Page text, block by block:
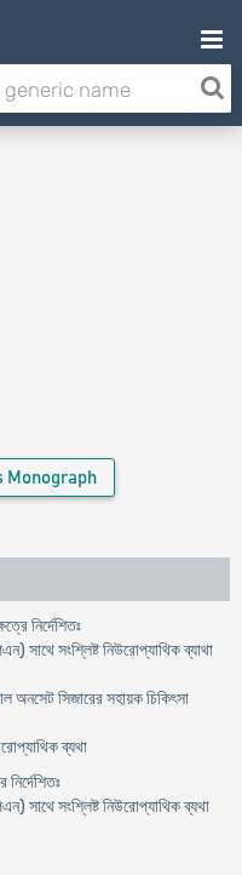
Monograph
নির্দেশিতঃ
সাথে সংশ্লিষ্ট নিউরোপ্যাথিক ব্যাথা
অনসেট সিজারের সহায়ক চিকিৎসা
ব্যথা
সাথে সংশ্লিষ্ট নিউরোপ্যাথিক ব্যথা